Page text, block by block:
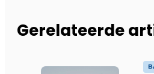
Gerelateerde